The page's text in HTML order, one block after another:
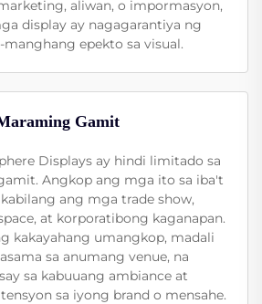
aliwan, o impormasyon,
display ay nagagarantiya ng
epekto sa visual.
Gamit
Displays ay hindi limitado sa
Angkop ang mga ito sa iba't
ang mga trade show,
at korporatibong kaganapan.
kakayahang umangkop, madali
sa anumang venue, na
sa kabuuang ambiance at
sa iyong brand o mensahe.